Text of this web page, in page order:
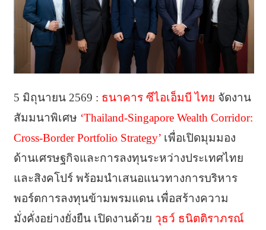
5 มิถุนายน 2569 : ธนาคาร ซีไอเอ็มบี ไทย จัดงาน
สัมมนาพิเศษ ‘Thailand-Singapore Wealth Corridor:
Cross-Border Portfolio Strategy’เพื่อเปิดมุมมอง
ด้านเศรษฐกิจและการลงทุนระหว่างประเทศไทย
และสิงคโปร์ พร้อมนำเสนอแนวทางการบริหาร
พอร์ตการลงทุนข้ามพรมแดน เพื่อสร้างความ
มั่งคั่งอย่างยั่งยืน เปิดงานด้วย วุธว์ ธนิตติราภรณ์